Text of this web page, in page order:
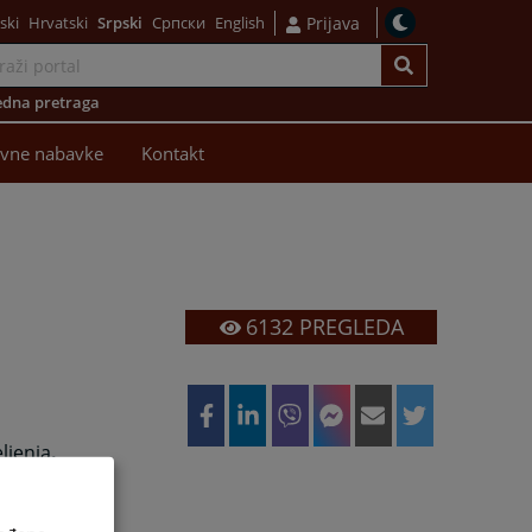
Hrvatski Srpski Српски English Prijava
pretraga
nabavke Kontakt
.
6132PREGLEDA